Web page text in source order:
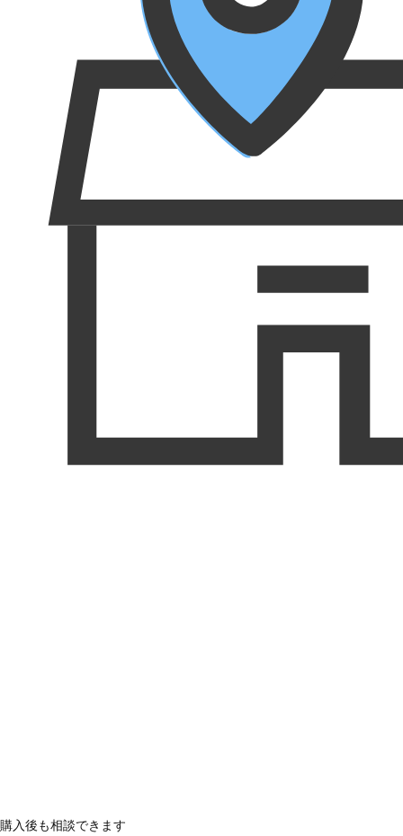
購入後も相談できます